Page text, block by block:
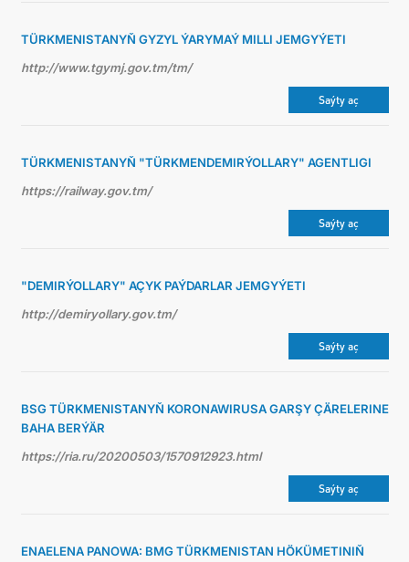
TÜRKMENISTANYŇ GYZYL ÝARYMAÝ MILLI JEMGYÝETI
http://www.tgymj.gov.tm/tm/
Saýty aç
TÜRKMENISTANYŇ "TÜRKMENDEMIRÝOLLARY" AGENTLIGI
https://railway.gov.tm/
Saýty aç
"DEMIRÝOLLARY" AÇYK PAÝDARLAR JEMGYÝETI
http://demiryollary.gov.tm/
Saýty aç
BSG TÜRKMENISTANYŇ KORONAWIRUSA GARŞY ÇÄRELERINE
BAHA BERÝÄR
https://ria.ru/20200503/1570912923.html
Saýty aç
ENAELENA PANOWA: BMG TÜRKMENISTAN HÖKÜMETINIŇ